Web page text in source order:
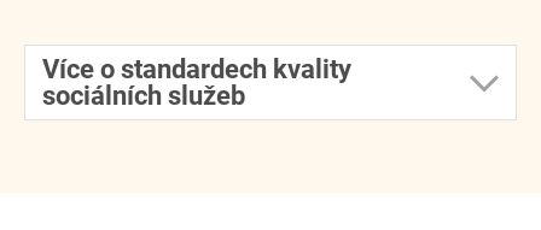
Více o standardech kvality
sociálních služeb